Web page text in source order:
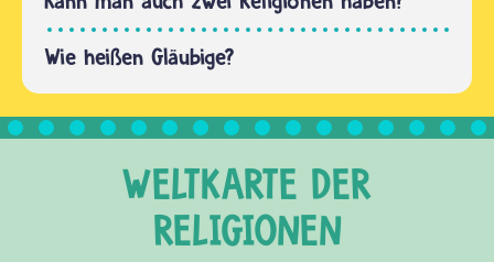
Götter…
Christus
glaubt,
Christin
oder…
Wie heißen Gläubige?